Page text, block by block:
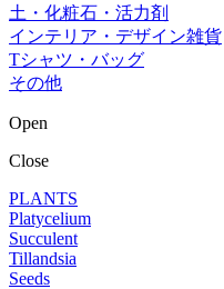
土・化粧石・活力剤
インテリア・デザイン雑貨
Tシャツ・バッグ
その他
Open
Close
PLANTS
Platycelium
Succulent
Tillandsia
Seeds